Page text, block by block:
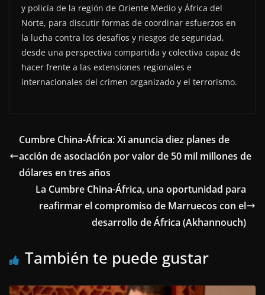
y policía de la región de Oriente Medio y África del
Norte, para discutir formas de coordinar esfuerzos en
la lucha contra los desafíos y riesgos de seguridad,
desde una perspectiva compartida y colectiva capaz de
hacer frente a las extensiones regionales e
internacionales del crimen organizado y el terrorismo.
Cumbre China-África: Xi anuncia diez planes de
acción de asociación por valor de 50 mil millones de
dólares en tres años
La Cumbre China-África, una oportunidad para
reafirmar el compromiso de Marruecos con el
desarrollo de África (Akhannouch)
También te puede gustar